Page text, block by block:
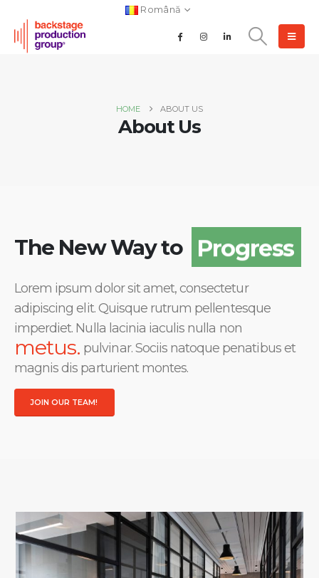
Română
HOME ABOUT US
About Us
The New Way to Progress
Lorem ipsum dolor sit amet, consectetur
adipiscing elit. Quisque rutrum pellentesque
imperdiet. Nulla lacinia iaculis nulla non
metus. pulvinar. Sociis natoque penatibus et
magnis dis parturient montes.
JOIN OUR TEAM!